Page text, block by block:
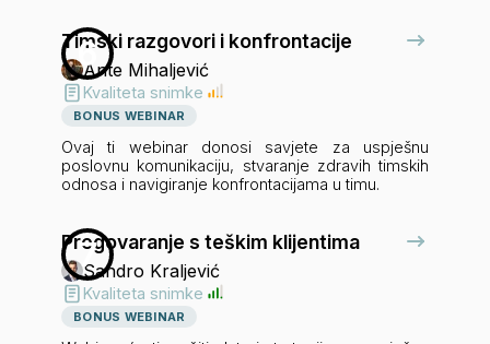
6
Timski razgovori i konfrontacije
Ante Mihaljević
Kvaliteta snimke
BONUS WEBINAR
Ovaj ti webinar donosi savjete za uspješnu
poslovnu komunikaciju, stvaranje zdravih timskih
odnosa i navigiranje konfrontacijama u timu.
7
Pregovaranje s teškim klijentima
Sandro Kraljević
Kvaliteta snimke
BONUS WEBINAR